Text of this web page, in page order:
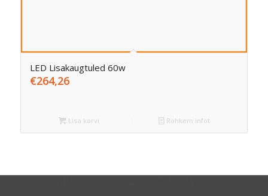
LED Lisakaugtuled 60w
€264,26
Lisa korvi Rohkem infot